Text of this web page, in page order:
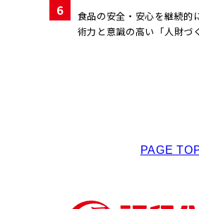
6
食品の安全・安心を継続的
術力と意識の高い「人財づ
PAGE